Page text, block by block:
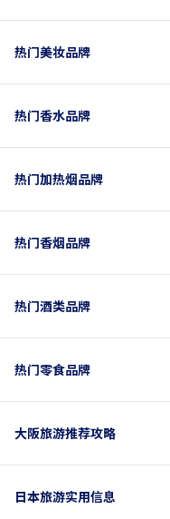
热门美妆品牌
热门香水品牌
热门加热烟品牌
热门香烟品牌
热门酒类品牌
热门零食品牌
大阪旅游推荐攻略
日本旅游实用信息